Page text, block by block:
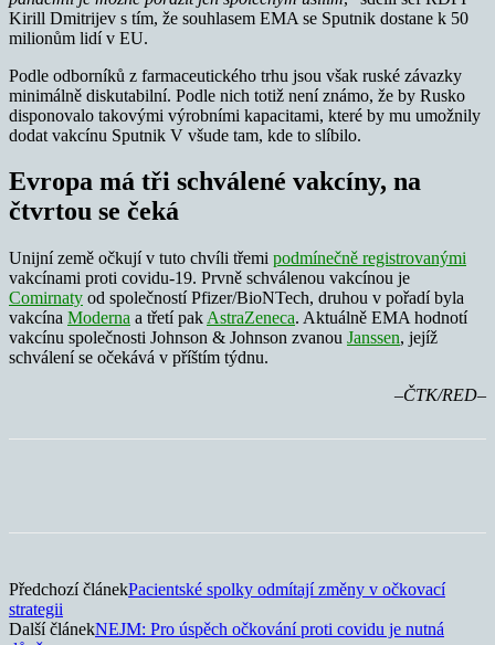
Kirill Dmitrijev s tím, že souhlasem EMA se Sputnik dostane k 50
milionům lidí v EU.
Podle odborníků z farmaceutického trhu jsou však ruské závazky
minimálně diskutabilní. Podle nich totiž není známo, že by Rusko
disponovalo takovými výrobními kapacitami, které by mu umožnily
dodat vakcínu Sputnik V všude tam, kde to slíbilo.
Evropa má tři schválené vakcíny, na
čtvrtou se čeká
Unijní země očkují v tuto chvíli třemi podmínečně registrovanými
vakcínami proti covidu-19. Prvně schválenou vakcínou je
Comirnaty od společností Pfizer/BioNTech, druhou v pořadí byla
vakcína Moderna a třetí pak AstraZeneca. Aktuálně EMA hodnotí
vakcínu společnosti Johnson & Johnson zvanou Janssen, jejíž
schválení se očekává v příštím týdnu.
–ČTK/RED–
Předchozí článekPacientské spolky odmítají změny v očkovací
strategii
Další článekNEJM: Pro úspěch očkování proti covidu je nutná